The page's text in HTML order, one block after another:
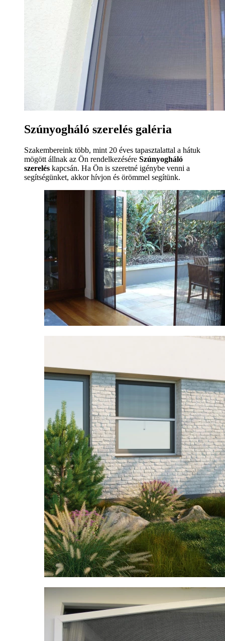
Szúnyogháló szerelés galéria
Szakembereink több, mint 20 éves tapasztalattal a hátuk
mögött állnak az Ön rendelkezésére Szúnyogháló
szerelés kapcsán. Ha Ön is szeretné igénybe venni a
segítségünket, akkor hívjon és örömmel segítünk.